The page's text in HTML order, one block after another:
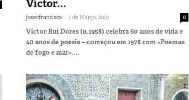
Victor...
josecfrancisco - 1 de Março, 2019 0
Victor Rui Dores (n.1958) celebra 60 anos de vida e
40 anos de poesia – começou em 1978 com «Poemas
de fogo e mar»....